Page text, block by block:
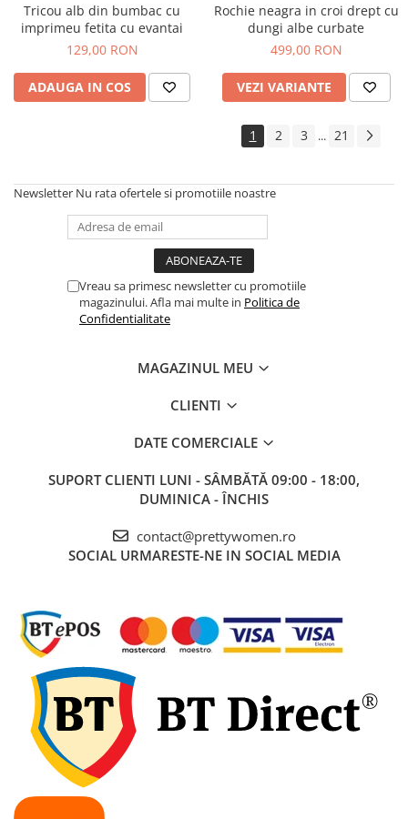
Tricou alb din bumbac cu
imprimeu fetita cu evantai
129,00 RON
ADAUGA IN COS
Rochie neagra in croi drept cu
dungi albe curbate
499,00 RON
VEZI VARIANTE
1 2 3 ... 21
Newsletter Nu rata ofertele si promotiile noastre
Vreau sa primesc newsletter cu promotiile
magazinului. Afla mai multe in Politica de
Confidentialitate
MAGAZINUL MEU
CLIENTI
DATE COMERCIALE
SUPORT CLIENTI LUNI - SÂMBĂTĂ 09:00 - 18:00,
DUMINICA - ÎNCHIS
contact@prettywomen.ro
SOCIAL URMARESTE-NE IN SOCIAL MEDIA